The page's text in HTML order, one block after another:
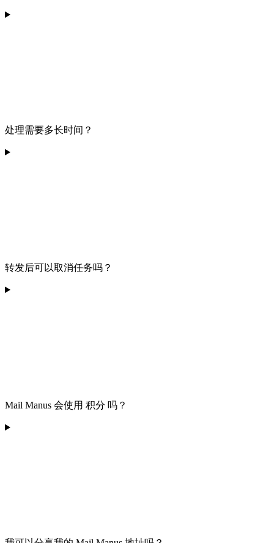
处理需要多长时间？
转发后可以取消任务吗？
Mail Manus 会使用 积分 吗？